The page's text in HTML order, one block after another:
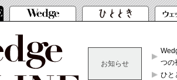
お知らせ
つの
ひと